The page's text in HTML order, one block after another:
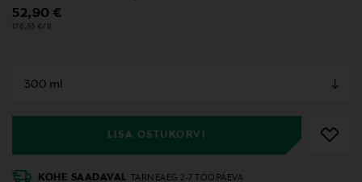
Original Price
52,90 €
176,33 €/1l
LISA OSTUKORVI
KOHE SAADAVAL TARNEAEG 2-7 TÖÖPÄEVA